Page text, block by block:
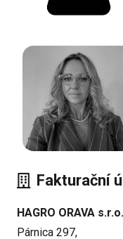
Fakturační
HAGRO ORAVA s.r.o.
Párnica 297,